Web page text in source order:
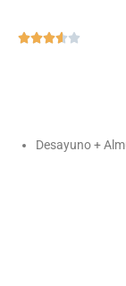

Desayuno +